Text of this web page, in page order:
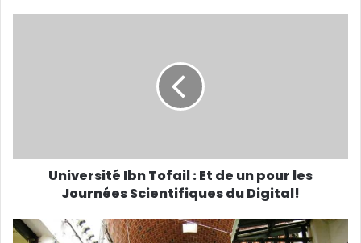
Université Ibn Tofail : Et de un pour les
Journées Scientifiques du Digital!